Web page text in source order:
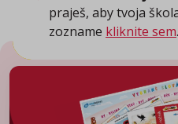
praješ, aby tvoja
zozname kliknite sem.